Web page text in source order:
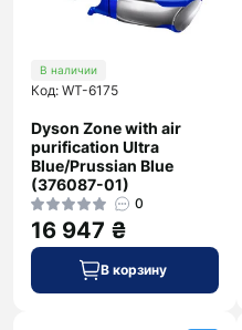
В наличии
Код: WT-6175
Dyson Zone with air
purification Ultra
Blue/Prussian Blue
(376087-01)
0
16 947 ₴
В корзину